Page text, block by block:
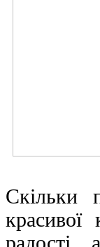
Скільки